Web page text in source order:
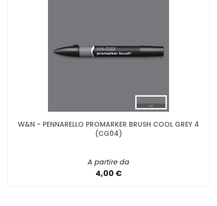
W&N - PENNARELLO PROMARKER BRUSH COOL GREY 4
(CG04)
A partire da
4,00 €